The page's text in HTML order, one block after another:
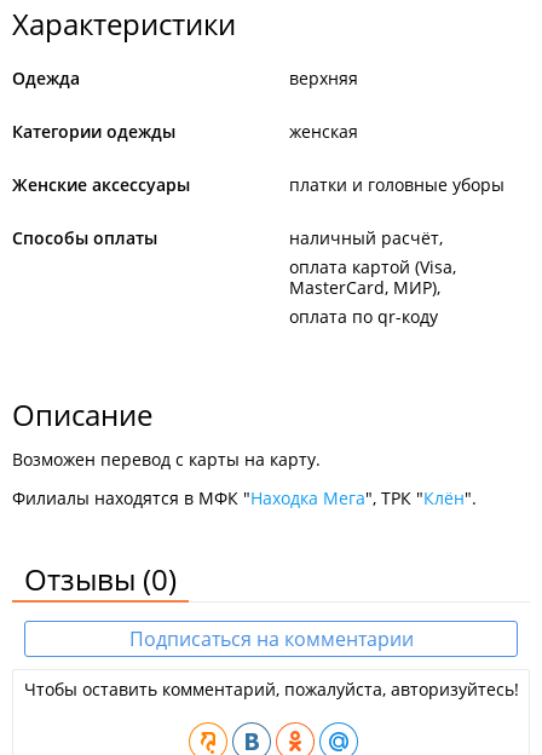
Характеристики
Одежда верхняя
Категории одежды женская
Женские аксессуары платки и головные уборы
Способы оплаты
наличный расчёт
оплата картой (Visa,
MasterCard, МИР)
оплата по qr-коду
Описание
Возможен перевод с карты на карту.
Филиалы находятся в МФК "Находка Мега", ТРК "Клён".
Отзывы (0)
Подписаться на комментарии
Чтобы оставить комментарий, пожалуйста, авторизуйтесь!